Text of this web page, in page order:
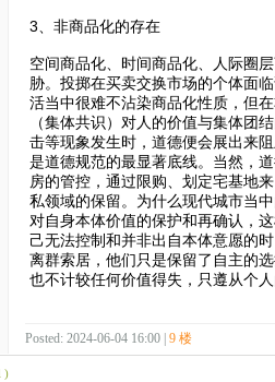
3、非商品化的存在
空间商品化、时间商品化、人际圈
胁。投掷在买卖交换市场的个体面
活当中很难不沾染商品化性质，但
（集体共识）对人的价值与集体团
击等现象发生时，道德便会展出来
是道德规范的最显著底线。当然，
房的管控，通过限购、划定宅基地
私领域的保留。为什么现代城市当
对自身本体价值的保护和再确认，
己无法控制和并非出自本体意愿的
离群索居，他们只是保留了自主的
也不计较任何价值得失，只遵从个
Posted: 2024-06-04 16:00 | 9 楼
)